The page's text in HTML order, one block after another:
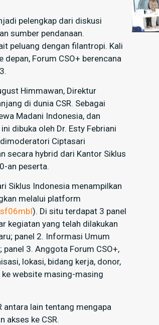
pelengkap dari diskusi
sumber pendanaan.
peluang dengan filantropi. Kali
depan, Forum CSO+ berencana
Himmawan, Direktur
di dunia CSR. Sebagai
Madani Indonesia, dan
dibuka oleh Dr. Esty Febriani
dimoderatori Ciptasari
secara hybrid dari Kantor Siklus
an peserta.
Siklus Indonesia menampilkan
melalui platform
). Di situ terdapat 3 panel
kegiatan yang telah dilakukan
panel 2. Informasi Umum
3. Anggota Forum CSO+,
lokasi, bidang kerja, donor,
website masing-masing
antara lain tentang mengapa
akses ke CSR.